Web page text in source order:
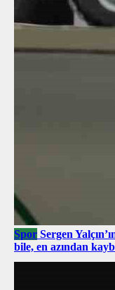
Spor Sergen
bile, en azından